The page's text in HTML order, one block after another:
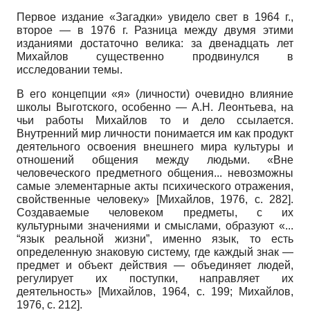
Первое издание «Загадки» увидело свет в 1964 г.,
второе — в 1976 г. Разница между двумя этими
изданиями достаточно велика: за двенадцать лет
Михайлов существенно продвинулся в
исследовании темы.
В его концепции «я» (личности) очевидно влияние
школы Выготского, особенно — А.Н. Леонтьева, на
чьи работы Михайлов то и дело ссылается.
Внутренний мир личности понимается им как продукт
деятельного освоения внешнего мира культуры и
отношений общения между людьми. «Вне
человеческого предметного общения... невозможны
самые элементарные акты психического отражения,
свойственные человеку»
[Михайлов, 1976, с. 282].
Создаваемые человеком предметы, с их
культурными значениями и смыслами, образуют «...
“язык реальной жизни”, именно язык, то есть
определенную знаковую систему, где каждый знак —
предмет и объект действия — объединяет людей,
регулирует их поступки, направляет их
деятельность»
[Михайлов, 1964, с. 199;
Михайлов,
1976, с. 212].